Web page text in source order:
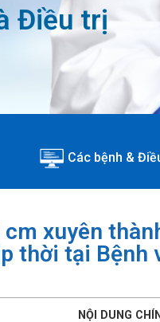
Điều trị
Các bệnh &
xuyên
thời tại Bệnh
NỘI DUNG